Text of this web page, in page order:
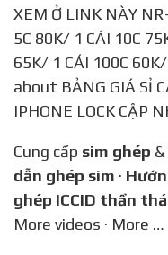
XEM Ở LINK NÀY
5C 80K/ 1 CÁI 10C
65K/ 1 CÁI 100C
about BẢNG GIÁ SỈ
IPHONE LOCK CẬP
Cung cấp sim ghép
dẫn ghép sim ·
ghép ICCID thần
More videos · More …